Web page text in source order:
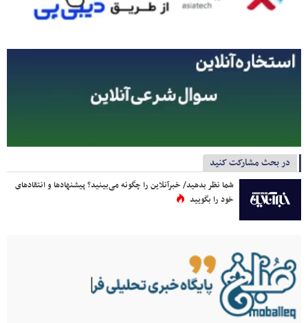
در بحث مشارکت کنید
شما نظر بدهید/ خبرآنلاین را چگونه می‌بینید؟ پیشنهادها و انتقادهای
خود را بگویید